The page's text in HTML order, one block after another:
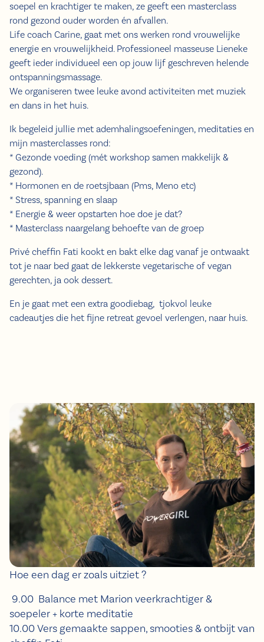
soepel en krachtiger te maken, ze geeft een masterclass
rond gezond ouder worden én afvallen.
Life coach Carine, gaat met ons werken rond vrouwelijke
energie en vrouwelijkheid. Professioneel masseuse Lieneke
geeft ieder individueel een op jouw lijf geschreven helende
ontspanningsmassage.
We organiseren twee leuke avond activiteiten met muziek
en dans in het huis.
Ik begeleid jullie met ademhalingsoefeningen, meditaties en
mijn masterclasses rond:
* Gezonde voeding (mét workshop samen makkelijk &
gezond).
* Hormonen en de roetsjbaan (Pms, Meno etc)
* Stress, spanning en slaap
* Energie & weer opstarten hoe doe je dat?
* Masterclass naargelang behoefte van de groep
Privé cheffin Fati kookt en bakt elke dag vanaf je ontwaakt
tot je naar bed gaat de lekkerste vegetarische of vegan
gerechten, ja ook dessert.
En je gaat met een extra goodiebag, tjokvol leuke
cadeautjes die het fijne retreat gevoel verlengen, naar huis.
Hoe een dag er zoals uitziet ?
9.00 Balance met Marion veerkrachtiger &
soepeler + korte meditatie
10.00 Vers gemaakte sappen, smooties & ontbijt van